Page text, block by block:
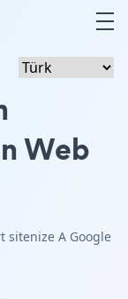
Web
sitenize A Google